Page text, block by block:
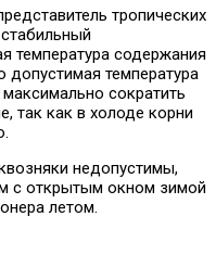
тропических
температура содержания
допустимая температура
сократить
так как в холоде корни
недопустимы,
с открытым окном зимой
летом.